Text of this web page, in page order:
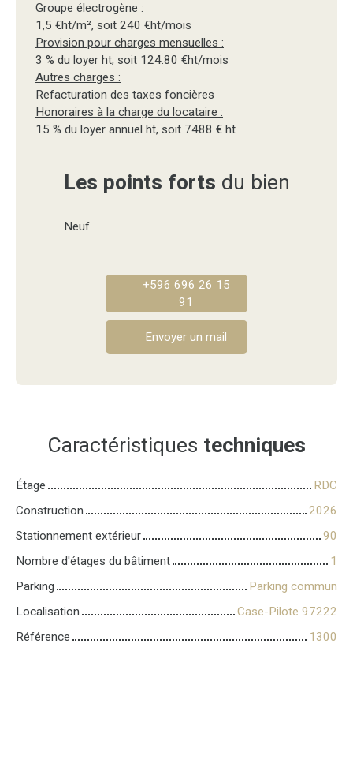
Groupe électrogène :
1,5 €ht/m², soit 240 €ht/mois
Provision pour charges mensuelles :
3 % du loyer ht, soit 124.80 €ht/mois
Autres charges :
Refacturation des taxes foncières
Honoraires à la charge du locataire :
15 % du loyer annuel ht, soit 7488 € ht
Les points forts du bien
Neuf
+596 696 26 15
91
Envoyer un mail
Caractéristiques techniques
Étage
RDC
Construction
2026
Stationnement extérieur
90
Nombre d'étages du bâtiment
1
Parking
Parking commun
Localisation
Case-Pilote 97222
Référence
1300